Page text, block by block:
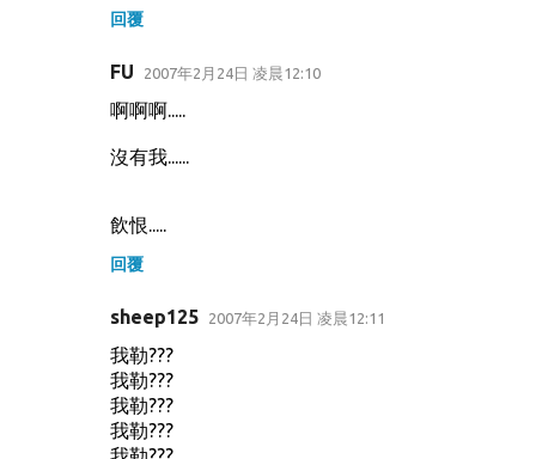
回覆
FU 2007年2月24日 凌晨12:10
啊啊啊.....
沒有我......
飲恨.....
回覆
sheep125 2007年2月24日 凌晨12:11
我勒???
我勒???
我勒???
我勒???